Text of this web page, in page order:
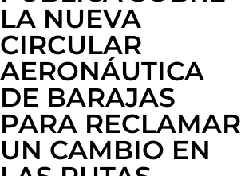
LA NUEVA
CIRCULAR
AERONÁUTICA
DE BARAJAS
PARA RECLAMAR
UN CAMBIO EN